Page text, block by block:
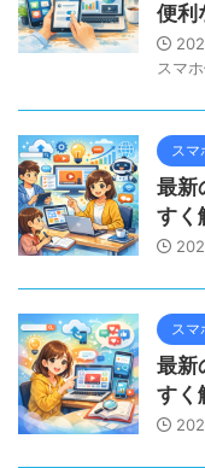
便利
スマ
スマ
最新
すく
スマ
最新
すく